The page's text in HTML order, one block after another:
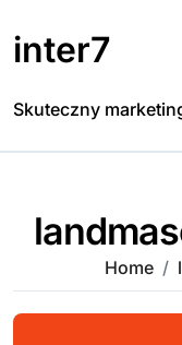
to
content
inter7
Skuteczny
Home